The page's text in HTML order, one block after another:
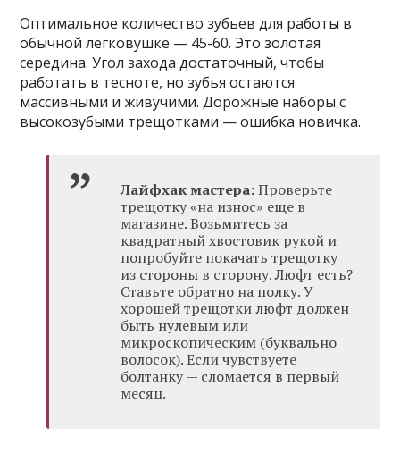
Оптимальное количество зубьев для работы в
обычной легковушке — 45-60. Это золотая
середина. Угол захода достаточный, чтобы
работать в тесноте, но зубья остаются
массивными и живучими. Дорожные наборы с
высокозубыми трещотками — ошибка новичка.
Лайфхак мастера:Проверьте
трещотку «на износ» еще в
магазине. Возьмитесь за
квадратный хвостовик рукой и
попробуйте покачать трещотку
из стороны в сторону. Люфт есть?
Ставьте обратно на полку. У
хорошей трещотки люфт должен
быть нулевым или
микроскопическим (буквально
волосок). Если чувствуете
болтанку — сломается в первый
месяц.